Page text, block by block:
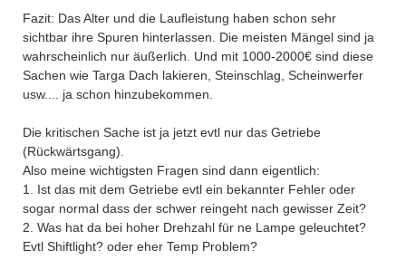
Fazit: Das Alter und die Laufleistung haben schon sehr
sichtbar ihre Spuren hinterlassen. Die meisten Mängel sind ja
wahrscheinlich nur äußerlich. Und mit 1000-2000€ sind diese
Sachen wie Targa Dach lakieren, Steinschlag, Scheinwerfer
usw.... ja schon hinzubekommen.
Die kritischen Sache ist ja jetzt evtl nur das Getriebe
(Rückwärtsgang).
Also meine wichtigsten Fragen sind dann eigentlich:
1. Ist das mit dem Getriebe evtl ein bekannter Fehler oder
sogar normal dass der schwer reingeht nach gewisser Zeit?
2. Was hat da bei hoher Drehzahl für ne Lampe geleuchtet?
Evtl Shiftlight? oder eher Temp Problem?